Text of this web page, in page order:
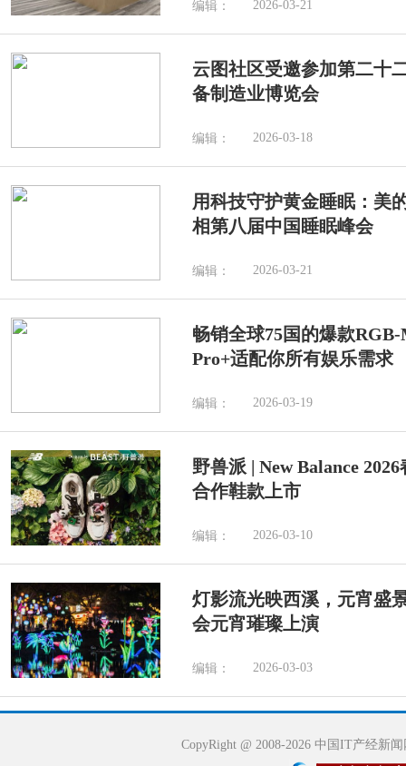
编辑： 2026-03-21
云图社区受邀参加第二十
备制造业博览会
编辑： 2026-03-18
用科技守护黄金睡眠：美
相第八届中国睡眠峰会
编辑： 2026-03-21
畅销全球75国的爆款
Pro+适配你所有娱乐需求
编辑： 2026-03-19
野兽派 | New Balance
合作鞋款上市
编辑： 2026-03-10
灯影流光映西溪，元宵盛
会元宵璀璨上演
编辑： 2026-03-03
CopyRight @ 2008-2026 中国IT产经新